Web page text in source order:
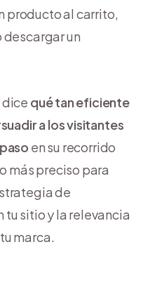
producto al carrito,
descargar un
dice qué tan eficiente
a los visitantes
en su recorrido
más preciso para
de
sitio y la relevancia
marca.